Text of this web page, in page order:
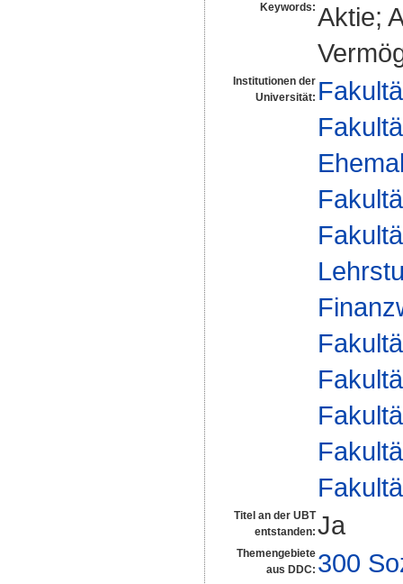
Keywords: Aktie;
Institutionen der
Universität:
Titel an der UBT
entstanden: Ja
Themengebiete
aus DDC: 300